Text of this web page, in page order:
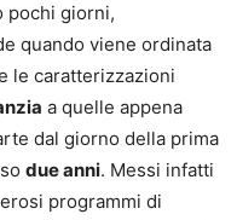
pochi giorni,
quando viene ordinata
le caratterizzazioni
a quelle appena
dal giorno della prima
due anni. Messi infatti
programmi di